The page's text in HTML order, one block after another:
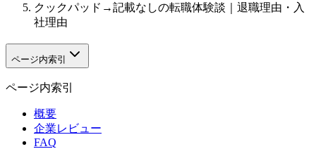
クックパッド→記載なしの転職体験談｜退職理由・入
社理由
ページ内索引
ページ内索引
概要
企業レビュー
FAQ